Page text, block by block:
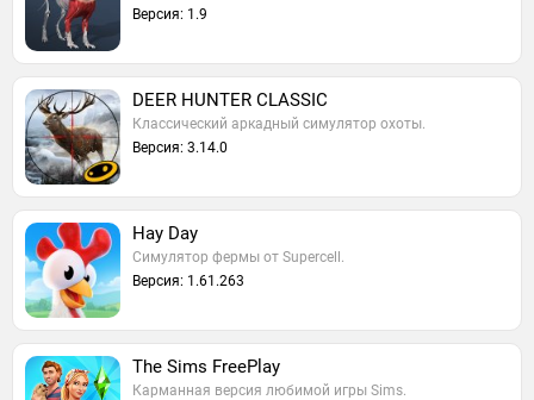
Версия: 1.9
DEER HUNTER CLASSIC
Классический аркадный симулятор охоты.
Версия: 3.14.0
Hay Day
Симулятор фермы от Supercell.
Версия: 1.61.263
The Sims FreePlay
Карманная версия любимой игры Sims.